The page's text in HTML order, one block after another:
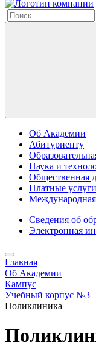
Об Академии
Абитуриенту
Наука и
Общественная
Платные услуги
Международная
Сведения об
Электронная
Главная
Об Академии
Кампус
Учебный корпус №3
Поликлиника